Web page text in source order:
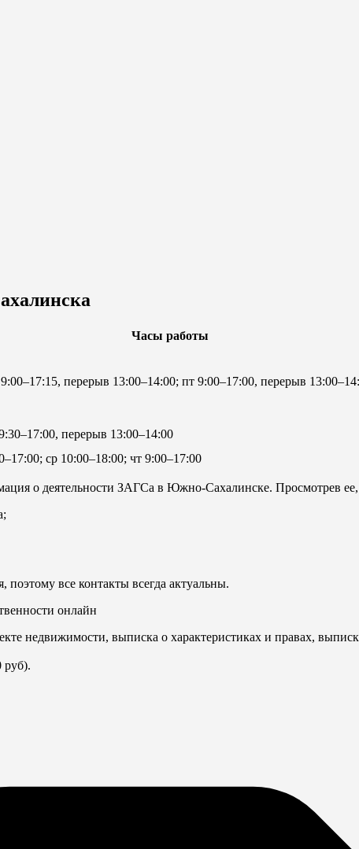
Часы работы
перерыв 13:00–14:00; пт 9:00–17:00, перерыв
перерыв 13:00–14:00
ср 10:00–18:00; чт 9:00–17:00
о деятельности ЗАГСа в Южно-Сахалинске. Просмотрев ее,
поэтому все контакты всегда актуальны.
онлайн
недвижимости, выписка о характеристиках и правах,
руб).